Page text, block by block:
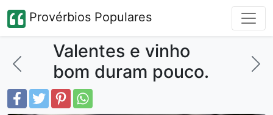
Provérbios Populares
Valentes e vinho
bom duram pouco.